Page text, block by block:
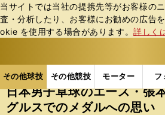
当サイトでは当社の提携先等がお客様の
査・分析したり、お客様にお勧めの広告
okie を使⽤する場合があります。詳しく
その他球技 その他競技 モーター フ
ス
ポ
ル
その他球技の記事一覧 その
日本男子卓球のエース・張
グルスでのメダルへの思い